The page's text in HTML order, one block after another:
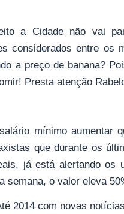
a Cidade não vai
considerados entre os
a preço de banana?
Presta atenção
mínimo aumentar
que durante os
já está alertando os
semana, o valor eleva
2014 com novas